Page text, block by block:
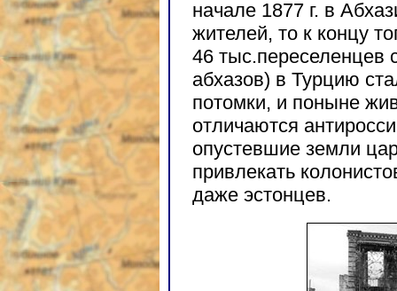
начале 1877 г. в
жителей, то к концу
46 тыс.переселенцев
абхазов) в Турцию
потомки, и поныне
отличаются
опустевшие земли
привлекать
даже эстонцев.